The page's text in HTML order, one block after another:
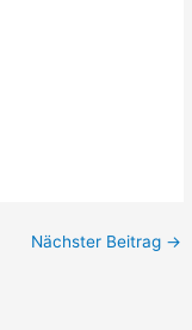
Nächster Beitrag →